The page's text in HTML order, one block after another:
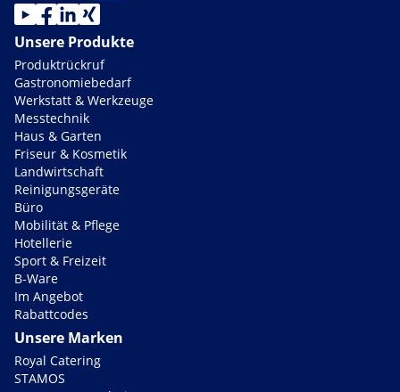
Unsere Produkte
Produktrückruf
Gastronomiebedarf
Werkstatt & Werkzeuge
Messtechnik
Haus & Garten
Friseur & Kosmetik
Landwirtschaft
Reinigungsgeräte
Büro
Mobilität & Pflege
Hotellerie
Sport & Freizeit
B-Ware
Im Angebot
Rabattcodes
Unsere Marken
Royal Catering
STAMOS